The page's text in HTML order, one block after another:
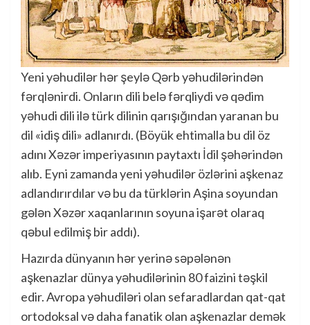
Yeni yəhudilər hər şeylə Qərb yəhudilərindən
fərqlənirdi. Onların dili belə fərqliydi və qədim
yəhudi dili ilə türk dilinin qarışığından yaranan bu
dil «idiş dili» adlanırdı. (Böyük ehtimalla bu dil öz
adını Xəzər imperiyasının paytaxtı İdil şəhərindən
alıb. Eyni zamanda yeni yəhudilər özlərini aşkenaz
adlandırırdılar və bu da türklərin Aşina soyundan
gələn Xəzər xaqanlarının soyuna işarət olaraq
qəbul edilmiş bir addı).
Hazırda dünyanın hər yerinə səpələnən
aşkenazlar dünya yəhudilərinin 80 faizini təşkil
edir. Avropa yəhudiləri olan sefaradlardan qat-qat
ortodoksal və daha fanatik olan aşkenazlar demək